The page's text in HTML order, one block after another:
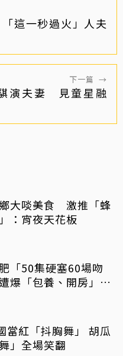
這一秒過火」人夫
下一篇 →
演夫妻 見童星融
大啖美食 激推「蜂
：宵夜天花板
「50集硬塞60場吻
爆「包養、開房」全
當紅「抖胸舞」 胡瓜
」全場笑翻